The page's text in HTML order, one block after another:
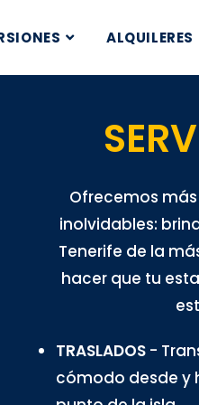
ALQUILERES
Ofrecemos
inolvidables:
Tenerife de la
hacer que tu
TRASLADOS-
cómodo desde y